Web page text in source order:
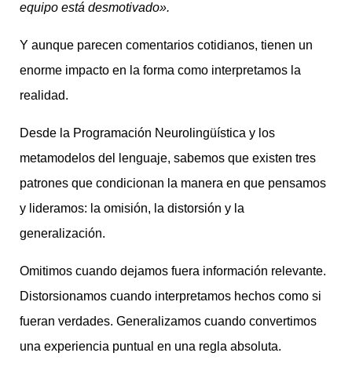
equipo está desmotivado».
Y aunque parecen comentarios cotidianos, tienen un
enorme impacto en la forma como interpretamos la
realidad.
Desde la Programación Neurolingüística y los
metamodelos del lenguaje, sabemos que existen tres
patrones que condicionan la manera en que pensamos
y lideramos: la omisión, la distorsión y la
generalización.
Omitimos cuando dejamos fuera información relevante.
Distorsionamos cuando interpretamos hechos como si
fueran verdades. Generalizamos cuando convertimos
una experiencia puntual en una regla absoluta.